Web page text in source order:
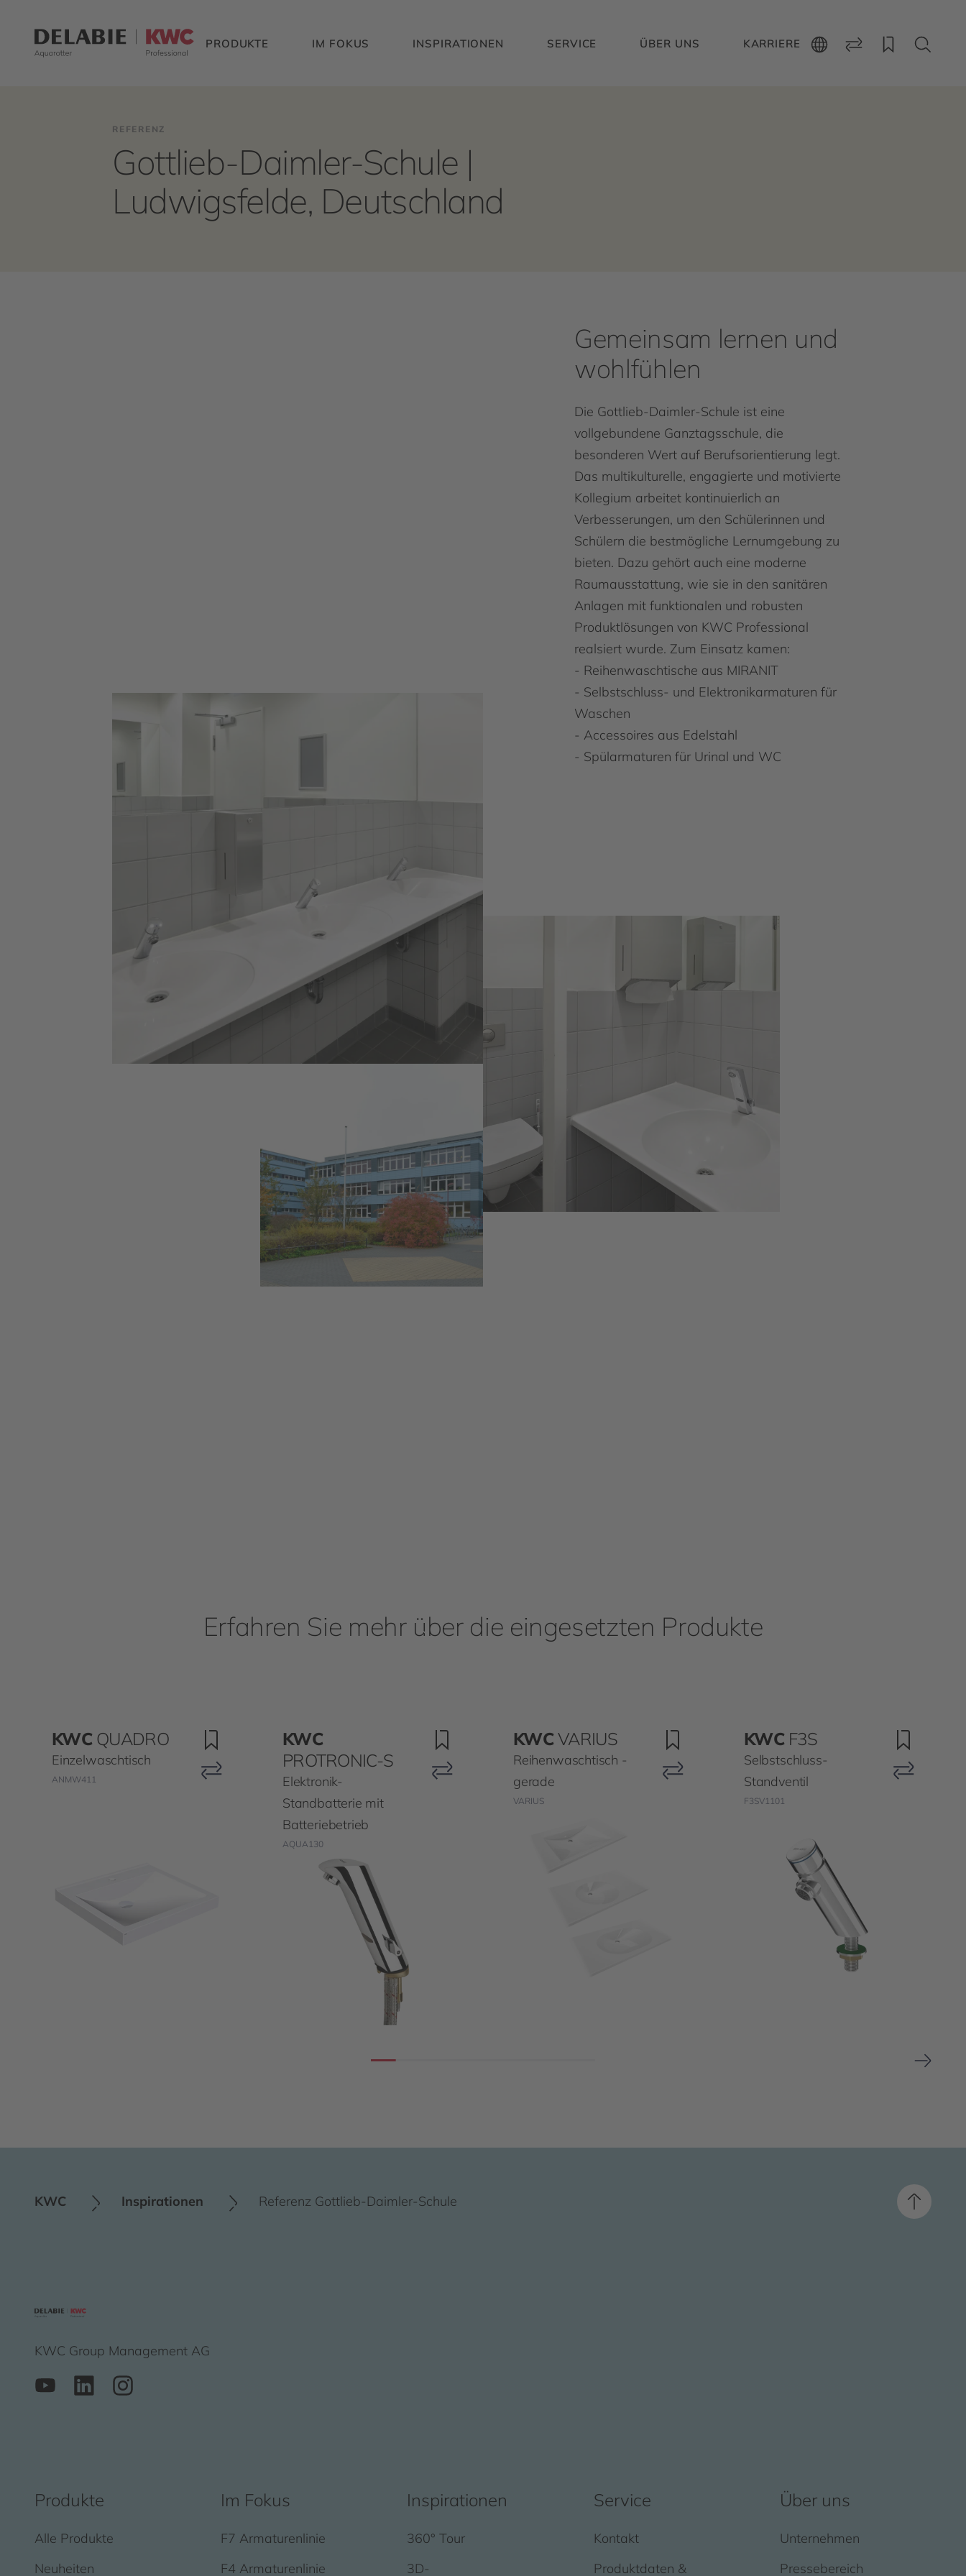
PRODUKTE IM FOKUS INSPIRATIONEN SERVICE ÜBER UNS KARRIERE
REFERENZ
Gottlieb-Daimler-Schule |
Ludwigsfelde, Deutschland
Gemeinsam lernen und
wohlfühlen
Die Gottlieb-Daimler-Schule ist eine
vollgebundene Ganztagsschule, die
besonderen Wert auf Berufsorientierung legt.
Das multikulturelle, engagierte und motivierte
Kollegium arbeitet kontinuierlich an
Verbesserungen, um den Schülerinnen und
Schülern die bestmögliche Lernumgebung zu
bieten. Dazu gehört auch eine moderne
Raumausstattung, wie sie in den sanitären
Anlagen mit funktionalen und robusten
Produktlösungen von KWC Professional
realsiert wurde. Zum Einsatz kamen:
- Reihenwaschtische aus MIRANIT
- Selbstschluss- und Elektronikarmaturen für
Waschen
- Accessoires aus Edelstahl
- Spülarmaturen für Urinal und WC
Erfahren Sie mehr über die eingesetzten Produkte
KWC QUADRO
Einzelwaschtisch
ANMW411
KWC
PROTRONIC-S
Elektronik-
Standbatterie mit
Batteriebetrieb
AQUA130
KWCVARIUS
Reihenwaschtisch -
gerade
VARIUS
KWC F3S
Selbstschluss-
Standventil
F3SV1101
KWC Inspirationen Referenz Gottlieb-Daimler-Schule
KWC Group Management AG
Produkte
Alle Produkte
Neuheiten
Im Fokus
F7 Armaturenlinie
F4 Armaturenlinie
Inspirationen
360° Tour
3D-
Service
Kontakt
Produktdaten &
Über uns
Unternehmen
Pressebereich